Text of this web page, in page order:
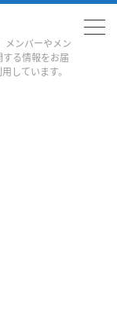
メンバーやメン
る情報をお届
しています。